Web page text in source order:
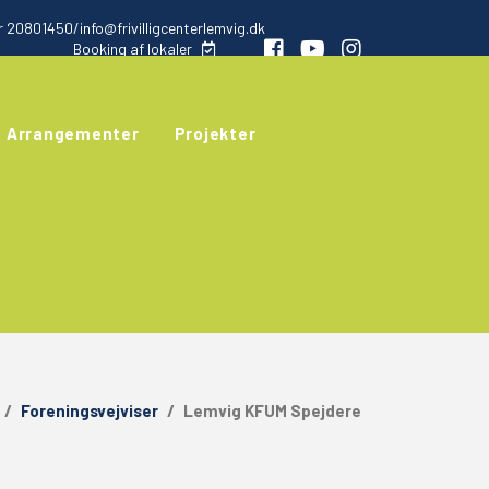
20801450/info@frivilligcenterlemvig.dk
Booking af lokaler
Arrangementer Projekter
/ Foreningsvejviser / Lemvig KFUM Spejdere